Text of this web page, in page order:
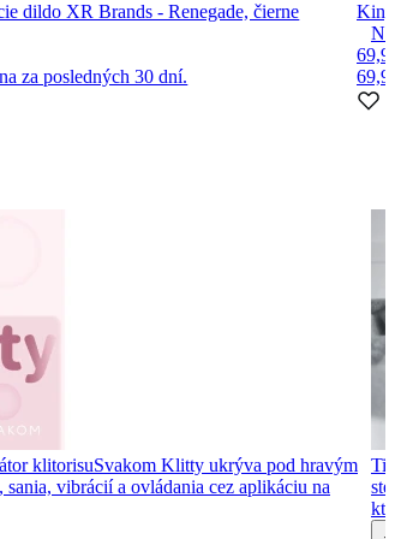
dildo XR Brands - Renegade, čierne
za posledných 30 dní.
klitorisuSvakom Klitty ukrýva pod hravým
vibrácií a ovládania cez aplikáciu na